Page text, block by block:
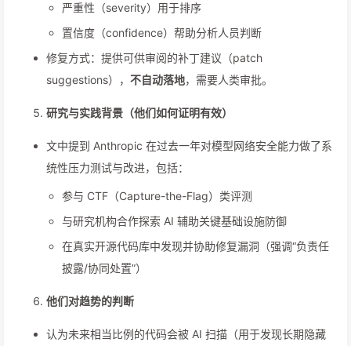
严重性（severity）用于排序
置信度（confidence）帮助分析人员判断
修复方式：提供可供审阅的补丁建议（patch
suggestions）， 不自动落地，需要人类审批。
研究与实践背景（他们如何证明有效）
文中提到 Anthropic 在过去一年对模型网络安全能力做了系
统性压力测试与改进，包括：
参与 CTF（Capture-the-Flag）类评测
与研究机构合作探索 AI 辅助关键基础设施防御
在真实开源代码库中发现并协助修复漏洞（强调“负责任
披露/协同处置”）
他们对趋势的判断
认为未来相当比例的代码会被 AI 扫描（用于发现长期隐藏